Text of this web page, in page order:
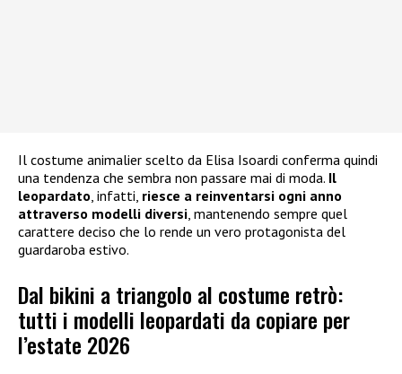
Il costume animalier scelto da Elisa Isoardi conferma quindi
una tendenza che sembra non passare mai di moda. Il
leopardato , infatti, riesce a reinventarsi ogni anno
attraverso modelli diversi , mantenendo sempre quel
carattere deciso che lo rende un vero protagonista del
guardaroba estivo.
Dal bikini a triangolo al costume retrò:
tutti i modelli leopardati da copiare per
l’estate 2026